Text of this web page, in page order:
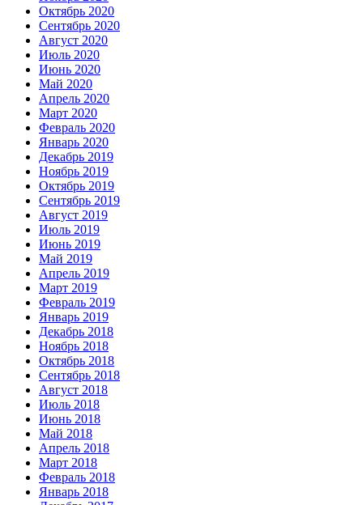
Октябрь 2020
Сентябрь 2020
Август 2020
Июль 2020
Июнь 2020
Май 2020
Апрель 2020
Март 2020
Февраль 2020
Январь 2020
Декабрь 2019
Ноябрь 2019
Октябрь 2019
Сентябрь 2019
Август 2019
Июль 2019
Июнь 2019
Май 2019
Апрель 2019
Март 2019
Февраль 2019
Январь 2019
Декабрь 2018
Ноябрь 2018
Октябрь 2018
Сентябрь 2018
Август 2018
Июль 2018
Июнь 2018
Май 2018
Апрель 2018
Март 2018
Февраль 2018
Январь 2018